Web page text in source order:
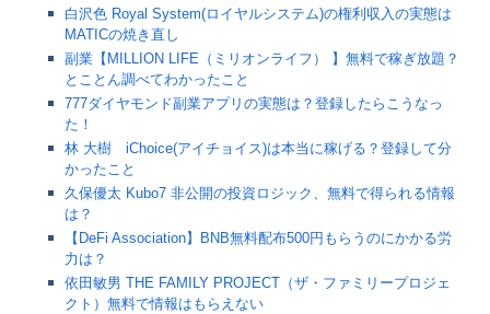
白沢色 Royal System(ロイヤルシステム)の権利収入の実態は
MATICの焼き直し
副業【MILLION LIFE（ミリオンライフ） 】無料で稼ぎ放題？
とことん調べてわかったこと
777ダイヤモンド副業アプリの実態は？登録したらこうなっ
た！
林 大樹 iChoice(アイチョイス)は本当に稼げる？登録して分
かったこと
久保優太 Kubo7 非公開の投資ロジック、無料で得られる情報
は？
【DeFi Association】BNB無料配布500円もらうのにかかる労
力は？
依田敏男 THE FAMILY PROJECT（ザ・ファミリープロジェ
クト）無料で情報はもらえない